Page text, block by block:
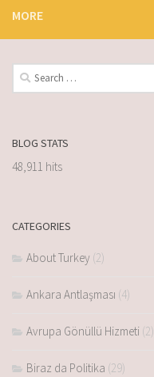
MORE
BLOG STATS
48,911 hits
CATEGORIES
About Turkey (2)
Ankara Antlaşması (4)
Avrupa Gönüllü Hizmeti (2)
Biraz da Politika (29)